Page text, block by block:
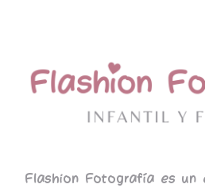
Flashion Fotografía es